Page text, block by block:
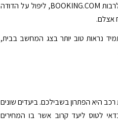
אתם יכולים לפנות למלון, להיעזר באתרי הזמנות לרבות BOOKING.COM, ליפול על הדודה
אצלם.
נראות טוב יותר בצג המחשב בבית,
היא הפתרון בשבילכם. ביעדים שונים
לטוס ליעד קרוב אשר בו המחירים